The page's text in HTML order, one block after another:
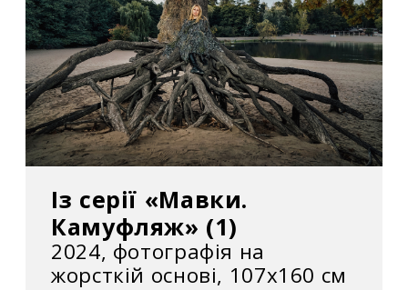
Із серії «Мавки.
Камуфляж» (1)
2024, фотографія на
жорсткій основі, 107x160 см